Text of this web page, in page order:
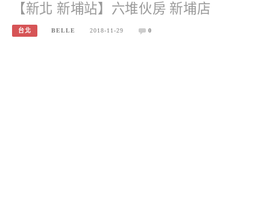
【新北 新埔站】六堆伙房 新埔店
台北 BELLE 2018-11-29 0